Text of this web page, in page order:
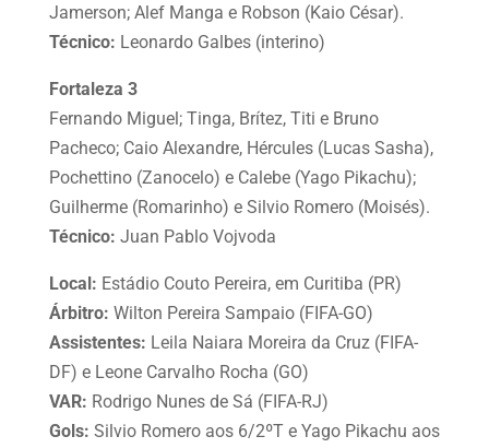
Jamerson; Alef Manga e Robson (Kaio César).
Técnico: Leonardo Galbes (interino)
Fortaleza 3
Fernando Miguel; Tinga, Brítez, Titi e Bruno
Pacheco; Caio Alexandre, Hércules (Lucas Sasha),
Pochettino (Zanocelo) e Calebe (Yago Pikachu);
Guilherme (Romarinho) e Silvio Romero (Moisés).
Técnico: Juan Pablo Vojvoda
Local: Estádio Couto Pereira, em Curitiba (PR)
Árbitro: Wilton Pereira Sampaio (FIFA-GO)
Assistentes: Leila Naiara Moreira da Cruz (FIFA-
DF) e Leone Carvalho Rocha (GO)
VAR: Rodrigo Nunes de Sá (FIFA-RJ)
Gols: Silvio Romero aos 6/2ºT e Yago Pikachu aos